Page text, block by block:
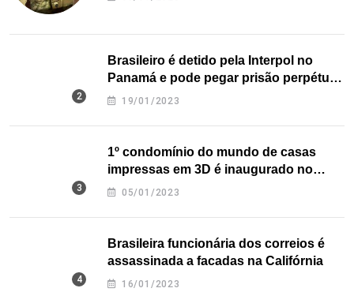
Brasileiro é detido pela Interpol no
Panamá e pode pegar prisão perpétua
nos EUA
19/01/2023
1º condomínio do mundo de casas
impressas em 3D é inaugurado no
Texas
05/01/2023
Brasileira funcionária dos correios é
assassinada a facadas na Califórnia
16/01/2023